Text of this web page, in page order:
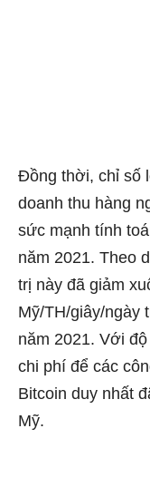
Đồng thời, chỉ số
doanh thu hàng
sức mạnh tính
năm 2021. Theo
trị này đã giảm
Mỹ/TH/giây/ngày
năm 2021. Với
chi phí để các
Bitcoin duy nhất
Mỹ.